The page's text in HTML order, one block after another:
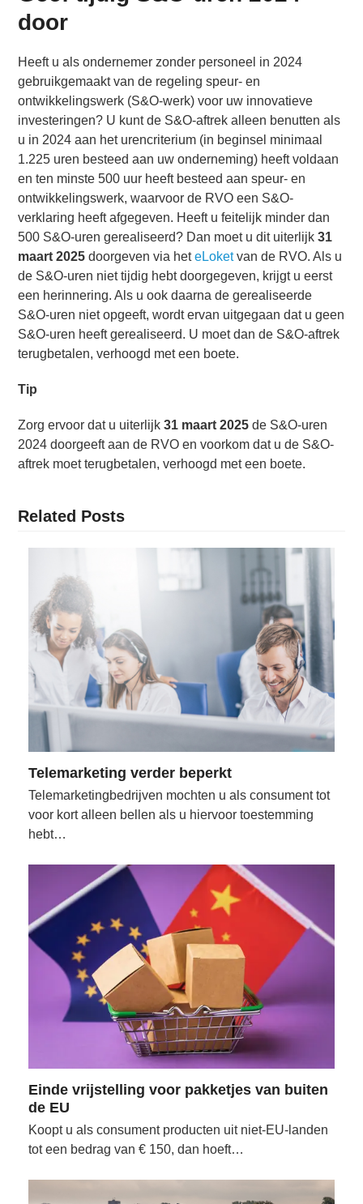
door
Heeft u als ondernemer zonder personeel in 2024
gebruikgemaakt van de regeling speur- en
ontwikkelingswerk (S&O-werk) voor uw innovatieve
investeringen? U kunt de S&O-aftrek alleen benutten als
u in 2024 aan het urencriterium (in beginsel minimaal
1.225 uren besteed aan uw onderneming) heeft voldaan
en ten minste 500 uur heeft besteed aan speur- en
ontwikkelingswerk, waarvoor de RVO een S&O-
verklaring heeft afgegeven. Heeft u feitelijk minder dan
500 S&O-uren gerealiseerd? Dan moet u dit uiterlijk31
maart 2025 doorgeven via heteLoketvan de RVO. Als u
de S&O-uren niet tijdig hebt doorgegeven, krijgt u eerst
een herinnering. Als u ook daarna de gerealiseerde
S&O-uren niet opgeeft, wordt ervan uitgegaan dat u geen
S&O-uren heeft gerealiseerd. U moet dan de S&O-aftrek
terugbetalen, verhoogd met een boete.
Tip
Zorg ervoor dat u uiterlijk31 maart 2025 de S&O-uren
2024 doorgeeft aan de RVO en voorkom dat u de S&O-
aftrek moet terugbetalen, verhoogd met een boete.
Related Posts
Telemarketing verder beperkt
Telemarketingbedrijven mochten u als consument tot
voor kort alleen bellen als u hiervoor toestemming
hebt…
Einde vrijstelling voor pakketjes van buiten
de EU
Koopt u als consument producten uit niet-EU-landen
tot een bedrag van € 150, dan hoeft…